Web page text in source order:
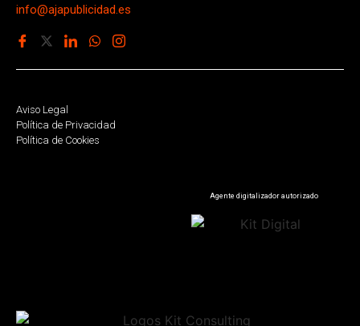
info@ajapublicidad.es
Aviso Legal
Política de Privacidad
Política de Cookies
Agente digitalizador autorizado